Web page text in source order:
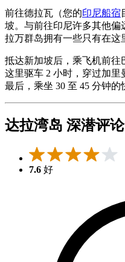
前往德拉瓦（您的印尼船宿
坡。与前往印尼许多其他
拉万群岛拥有一些只有在这
抵达新加坡后，乘飞机前往
这里驱车 2 小时，穿过加里
最后，乘坐 30 至 45 分钟的
达拉湾岛 深潜评论
7.6 好